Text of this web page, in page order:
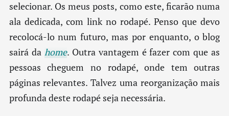
selecionar. Os meus posts, como este, ficarão numa
ala dedicada, com link no rodapé. Penso que devo
recolocá-lo num futuro, mas por enquanto, o blog
sairá da home. Outra vantagem é fazer com que as
pessoas cheguem no rodapé, onde tem outras
páginas relevantes. Talvez uma reorganização mais
profunda deste rodapé seja necessária.